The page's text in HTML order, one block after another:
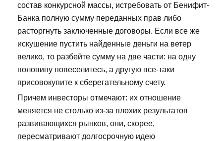
состав конкурсной массы, истребовать от Бенифит-
Банка полную сумму переданных прав либо
расторгнуть заключенные договоры. Если все же
искушение пустить найденные деньги на ветер
велико, то разбейте сумму на две части: на одну
половину повеселитесь, а другую все-таки
присовокупите к сберегательному счету.
Причем инвесторы отмечают: их отношение
меняется не столько из-за плохих результатов
развивающихся рынков, они, скорее,
пересматривают долгосрочную идею